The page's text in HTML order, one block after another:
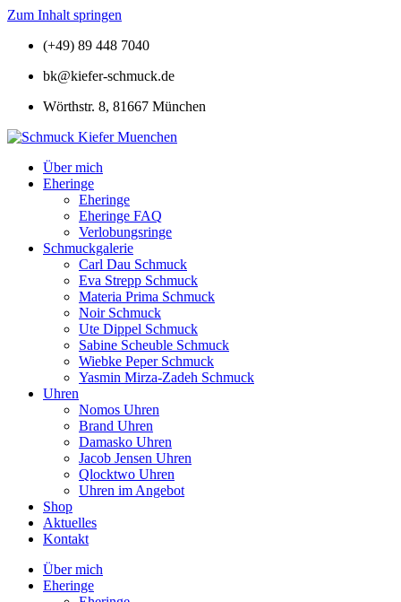
Zum Inhalt springen
(+49) 89 448 7040
bk@kiefer-schmuck.de
Wörthstr. 8, 81667 München
Über mich
Eheringe
Eheringe
Eheringe FAQ
Verlobungsringe
Schmuckgalerie
Carl Dau Schmuck
Eva Strepp Schmuck
Materia Prima Schmuck
Noir Schmuck
Ute Dippel Schmuck
Sabine Scheuble Schmuck
Wiebke Peper Schmuck
Yasmin Mirza-Zadeh Schmuck
Uhren
Nomos Uhren
Brand Uhren
Damasko Uhren
Jacob Jensen Uhren
Qlocktwo Uhren
Uhren im Angebot
Shop
Aktuelles
Kontakt
Über mich
Eheringe